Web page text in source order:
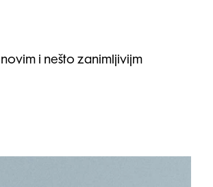
i nešto zanimljivijm